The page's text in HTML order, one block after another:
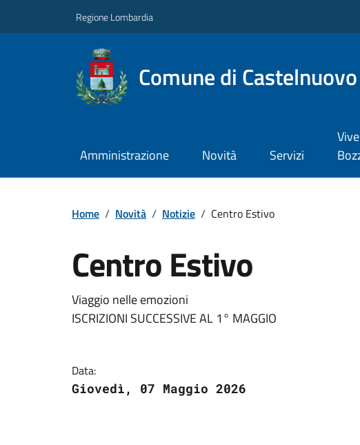
Regione Lombardia
Comune di
Amministrazione Novità Servizi
Home / Novità / Notizie / Centro Estivo
Centro Estivo
Viaggio nelle emozioni
ISCRIZIONI SUCCESSIVE AL 1° MAGGIO
Data:
Giovedì, 07 Maggio 2026